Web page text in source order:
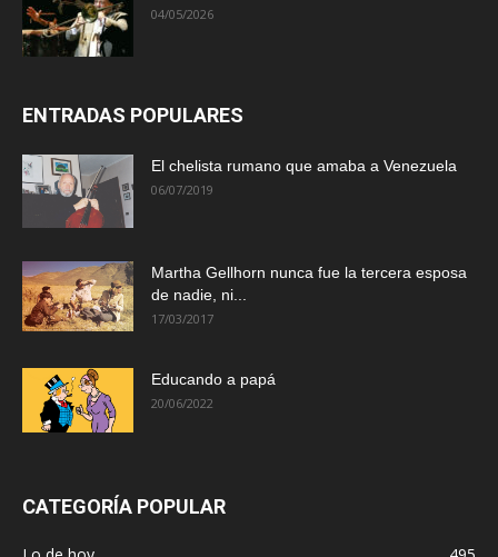
04/05/2026
ENTRADAS POPULARES
El chelista rumano que amaba a Venezuela
06/07/2019
Martha Gellhorn nunca fue la tercera esposa
de nadie, ni...
17/03/2017
Educando a papá
20/06/2022
CATEGORÍA POPULAR